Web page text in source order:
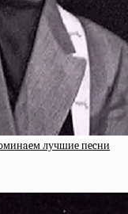
лучшиe пecни